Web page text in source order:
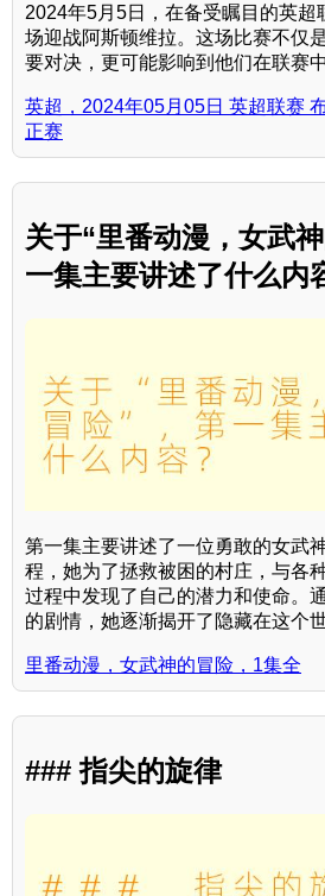
2024年5月5日，在备受瞩目的英超
场迎战阿斯顿维拉。这场比赛不仅
要对决，更可能影响到他们在联赛
英超，2024年05月05日 英超联赛
正赛
关于“里番动漫，女武
一集主要讲述了什么内
第一集主要讲述了一位勇敢的女武
程，她为了拯救被困的村庄，与各
过程中发现了自己的潜力和使命。
的剧情，她逐渐揭开了隐藏在这个
里番动漫，女武神的冒险，1集全
### 指尖的旋律